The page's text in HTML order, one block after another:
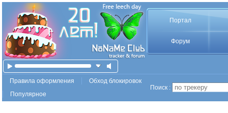
Портал
Форум
Правила оформления
Обход блокировок
Популярное
Поиск :